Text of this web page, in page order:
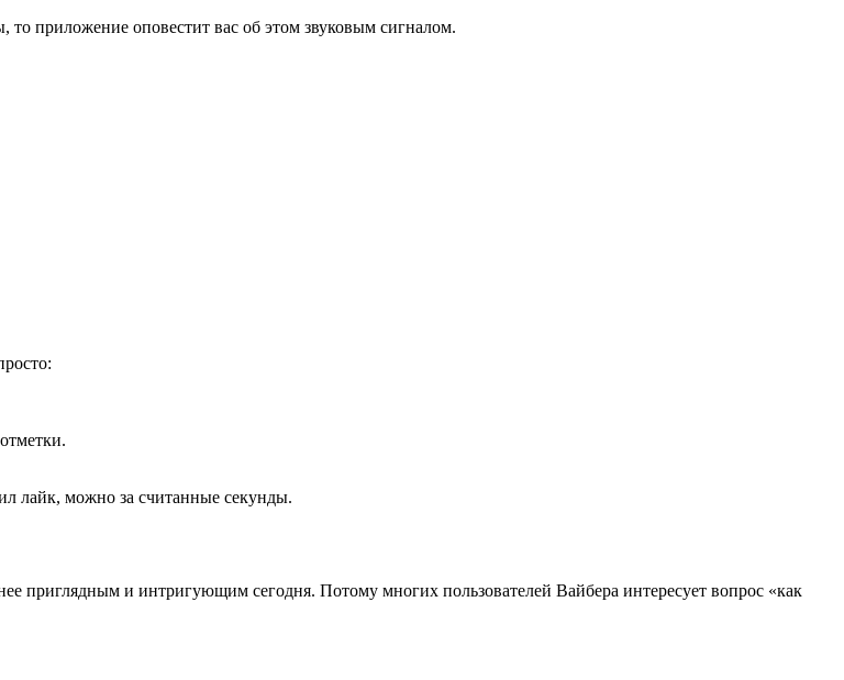
приложение оповестит вас об этом звуковым сигналом.
лайк, можно за считанные секунды.
приглядным и интригующим сегодня. Потому многих пользователей Вайбера интересует вопрос «как